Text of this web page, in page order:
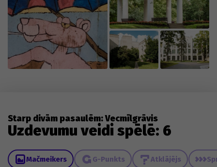
Starp divām pasaulēm: Vecmīlgrāvis
Uzdevumu veidi spēlē: 6
Mačmeikers G-Punkts Atklājējs